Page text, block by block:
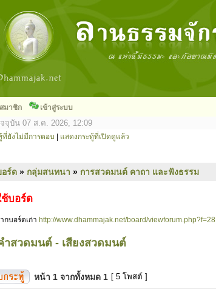
มาชิก เข้าสู่ระบบ
จุบัน 07 ส.ค. 2026, 12:09
ที่ยังไม่มีการตอบ แสดงกระทู้ที่เปิดดูแล้ว
อร์ด » กลุ่มสนทนา » การสวดมนต์ คาถา และฟังธรรม
ช้บอร์ด
กบอร์ดเก่า http://www.dhammajak.net/board/viewforum.php?f=28
ำสวดมนต์ - เสียงสวดมนต์
หน้า 1 จากทั้งหมด 1 [ 5 โพสต์ ]